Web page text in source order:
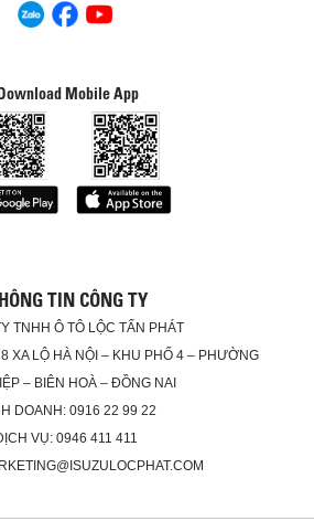
Mobile App
TIN CÔNG TY
TNHH Ô TÔ LỘC TẤN PHÁT
XA LỘ HÀ NỘI – KHU PHỐ 4 – PHƯỜNG
– BIÊN HOÀ – ĐỒNG NAI
DOANH: 0916 22 99 22
VỤ: 0946 411 411